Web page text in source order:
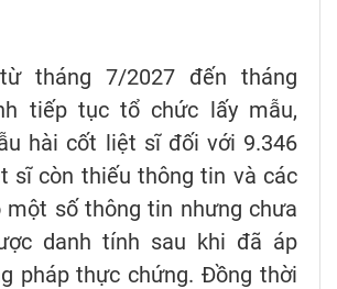
tháng 7/2027 đến tháng
tiếp tục tổ chức lấy mẫu,
hài cốt liệt sĩ đối với 9.346
sĩ còn thiếu thông tin và các
một số thông tin nhưng chưa
danh tính sau khi đã áp
pháp thực chứng. Đồng thời